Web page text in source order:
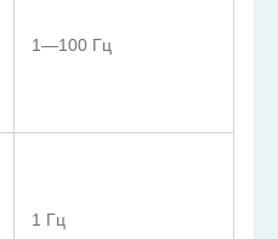
1—100 Гц
1 Гц